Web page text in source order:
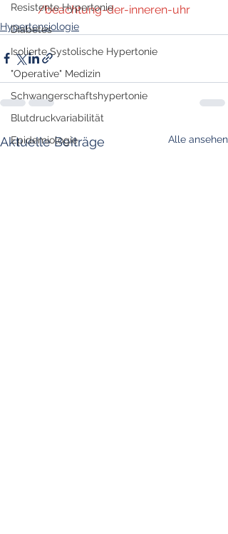
Resistente Hypertonie
Diabetes
Isolierte Systolische Hypertonie
"Operative" Medizin
Schwangerschaftshypertonie
Blutdruckvariabilität
Epidemiologie
/beachtung-der-inneren-uhr
Hypertensiologie
Aktuelle Beiträge Alle ansehen